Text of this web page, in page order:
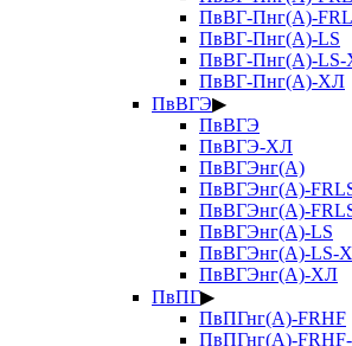
ПвВГ-Пнг(А)-
ПвВГ-Пнг(А)-LS
ПвВГ-Пнг(А)-
ПвВГ-Пнг(А)-ХЛ
ПвВГЭ▶
ПвВГЭ
ПвВГЭ-ХЛ
ПвВГЭнг(А)
ПвВГЭнг(А)-
ПвВГЭнг(А)-
ПвВГЭнг(А)-LS
ПвВГЭнг(А)-LS-
ПвВГЭнг(А)-ХЛ
ПвПГ▶
ПвПГнг(А)-FRHF
ПвПГнг(А)-